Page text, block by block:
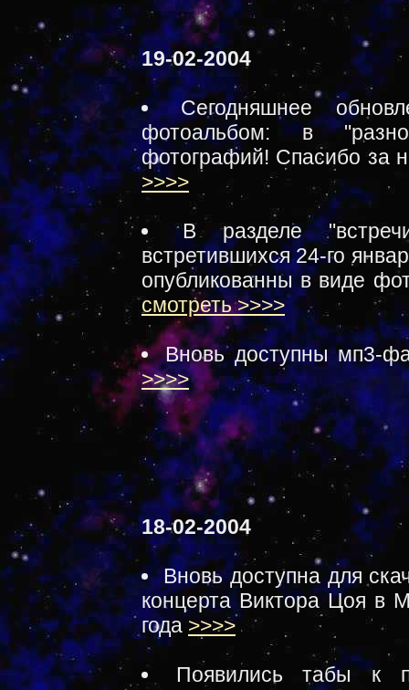
19-02-2004
Сегодняшнее
фотоальбом: в
фотографий! Спасибо за
>>>>
В разделе
встретившихся 24-го
опубликованны в виде
смотреть >>>>
Вновь доступны мп3-
>>>>
18-02-2004
Вновь доступна для
концерта Виктора Цоя в
года>>>>
Появились табы к